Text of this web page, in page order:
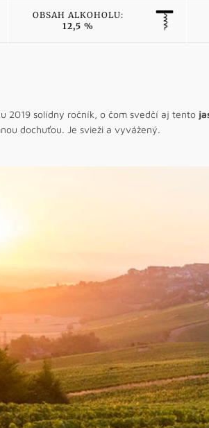
OBSAH ALKOHOLU:
12,5 %
2019 solídny ročník, o čom svedčí aj tento
dochuťou. Je svieži a vyvážený.